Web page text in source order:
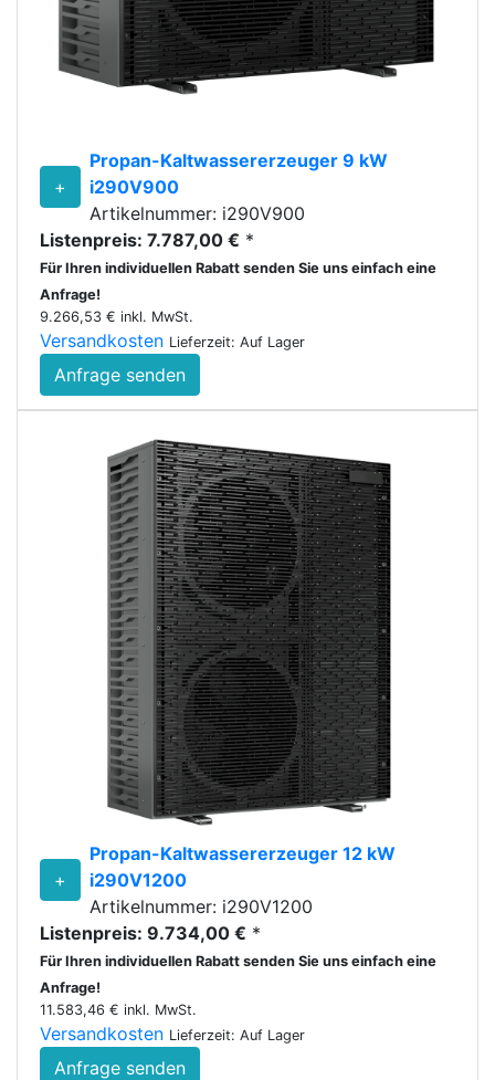
+
Propan-Kaltwassererzeuger 9 kW
i290V900
Artikelnummer: i290V900
Listenpreis: 7.787,00 € *
Für Ihren individuellen Rabatt senden Sie uns einfach eine
Anfrage!
9.266,53 € inkl. MwSt.
Versandkosten Lieferzeit: Auf Lager
Anfrage senden
+
Propan-Kaltwassererzeuger 12 kW
i290V1200
Artikelnummer: i290V1200
Listenpreis: 9.734,00 € *
Für Ihren individuellen Rabatt senden Sie uns einfach eine
Anfrage!
11.583,46 € inkl. MwSt.
Versandkosten Lieferzeit: Auf Lager
Anfrage senden